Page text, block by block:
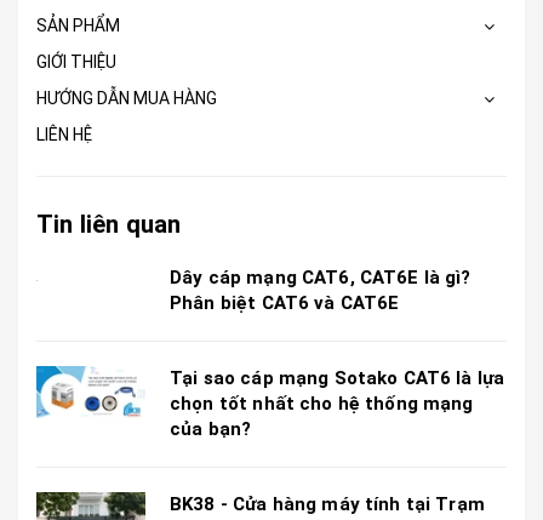
SẢN PHẨM
GIỚI THIỆU
HƯỚNG DẪN MUA HÀNG
LIÊN HỆ
Tin liên quan
Dây cáp mạng CAT6, CAT6E là gì?
Phân biệt CAT6 và CAT6E
Tại sao cáp mạng Sotako CAT6 là lựa
chọn tốt nhất cho hệ thống mạng
của bạn?
BK38 - Cửa hàng máy tính tại Trạm